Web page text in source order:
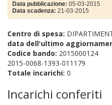
Data pubblicazione: 05-03-2015
Data scadenza: 21-03-2015
Centro di spesa:
data dell'ultimo
Codice bando: 2015000124
2015-0068-1393-011179
Totale incarichi: 0
Incarichi conferiti